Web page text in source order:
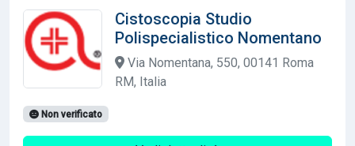
Cistoscopia Studio
Polispecialistico Nomentano
Via Nomentana, 550, 00141 Roma
RM, Italia
Non verificato